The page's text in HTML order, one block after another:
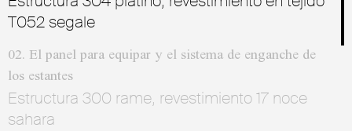
T052 segale
02. El panel para equipar y el sistema de enganche de
los estantes
Estructura 300 rame, revestimiento 17 noce
sahara